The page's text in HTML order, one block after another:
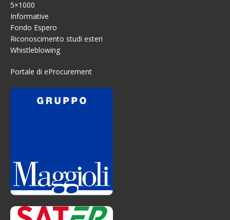
5×1000
Informative
Fondo Espero
Riconoscimento studi esteri
Whistleblowing
Portale di eProcurement